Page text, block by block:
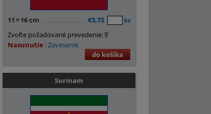
11 × 16 cm €3,72 ks
Zvoľte požadované prevedenie:
Nasunutie Zavesenie
do košíka
Surinam